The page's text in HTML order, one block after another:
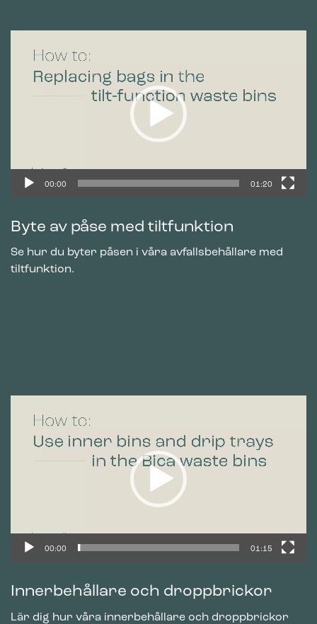
00:00 01:20
Byte av påse med tiltfunktion
Se hur du byter påsen i våra avfallsbehållare med
tiltfunktion.
00:00 01:15
Innerbehållare och droppbrickor
Lär dig hur våra innerbehållare och droppbrickor